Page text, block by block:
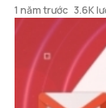
1 năm trước 3.6K